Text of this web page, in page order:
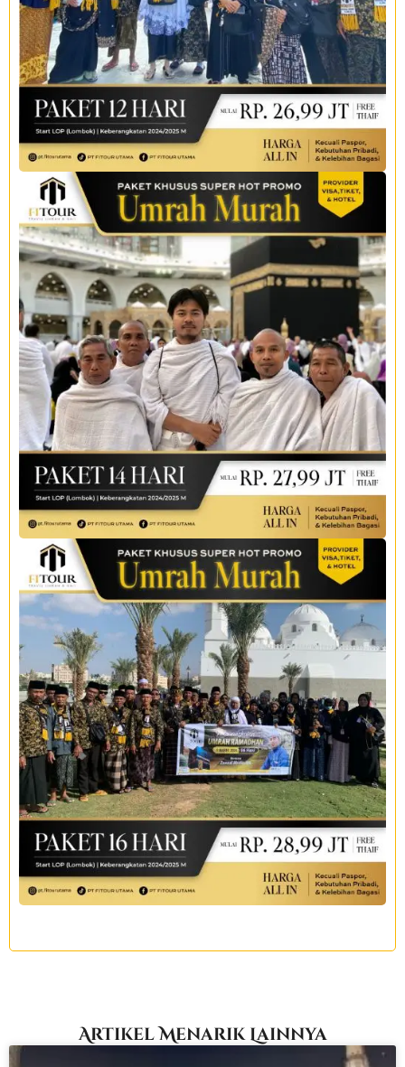
Artikel Menarik Lainnya